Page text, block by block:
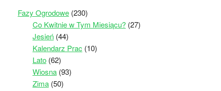
Fazy Ogrodowe(230)
Co Kwitnie w Tym Miesiącu?(27)
Jesień(44)
Kalendarz Prac (10)
Lato(62)
Wiosna(93)
Zima(50)